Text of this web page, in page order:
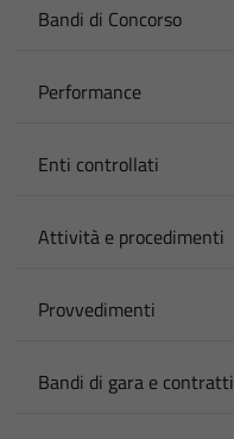
Bandi di Concorso
Performance
Enti controllati
Attività e procedimenti
Provvedimenti
Bandi di gara e contratti